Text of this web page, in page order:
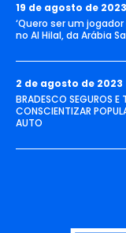
19 de agosto de 2023
‘Quero ser um
no Al Hilal, da Arábia
2 de agosto de 2023
BRADESCO SEGUROS E
CONSCIENTIZAR
AUTO